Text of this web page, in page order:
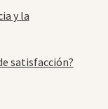
y la
satisfacción?